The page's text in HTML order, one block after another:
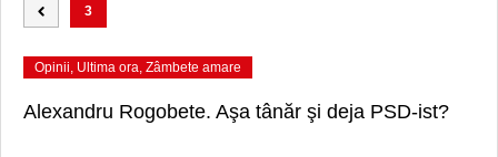
3
Opinii, Ultima ora, Zâmbete amare
Alexandru Rogobete. Aşa tânăr şi deja PSD-ist?